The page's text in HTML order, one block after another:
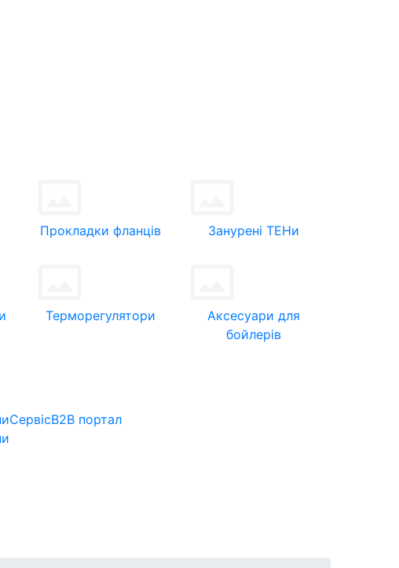
Прокладки фланців Занурені ТЕНи
Терморегулятори
Аксесуари для
бойлерів
СервісB2B портал